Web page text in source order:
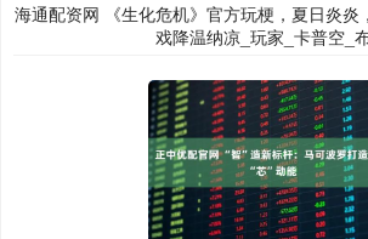
海通配资网 《生化危机》官方玩梗，夏日炎炎
戏降温纳凉_玩家_卡普空_